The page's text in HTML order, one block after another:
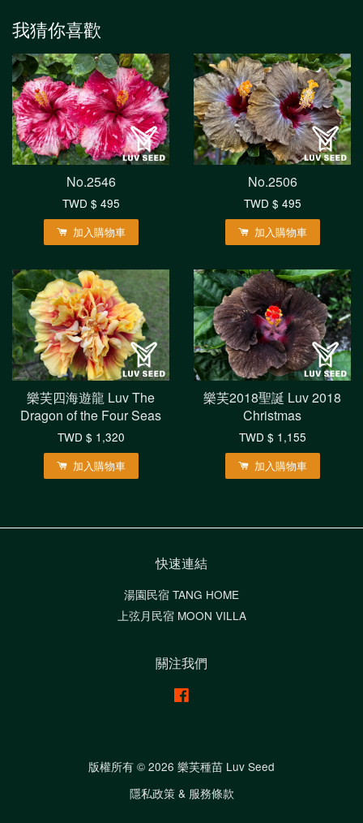
我猜你喜歡
No.2546
TWD $ 495
加入購物車
No.2506
TWD $ 495
加入購物車
樂芙四海遊龍 Luv The
Dragon of the Four Seas
TWD $ 1,320
加入購物車
樂芙2018聖誕 Luv 2018
Christmas
TWD $ 1,155
加入購物車
快速連結
湯園民宿 TANG HOME
上弦月民宿 MOON VILLA
關注我們
版權所有 © 2026 樂芙種苗 Luv Seed
隱私政策 & 服務條款